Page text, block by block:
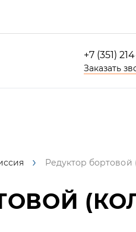
+7 (351)
Заказать
Редуктор